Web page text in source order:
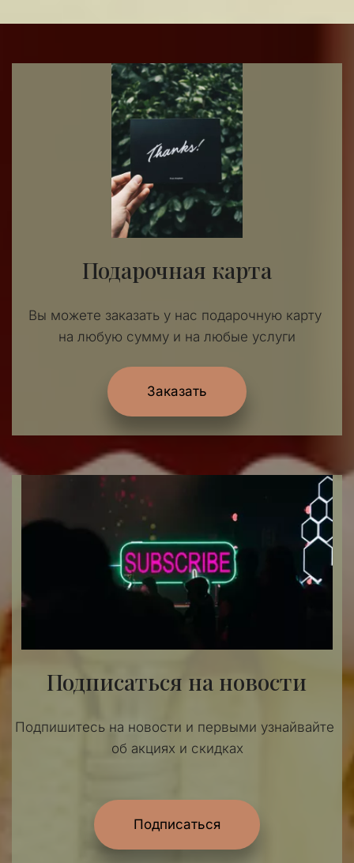
Подарочная карта
Вы можете заказать у нас подарочную карту
на любую сумму и на любые услуги
Заказать
Подписаться на новости
Подпишитесь на новости и первыми узнайвайте
об акциях и скидках
Подписаться